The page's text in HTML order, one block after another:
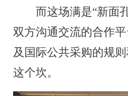
而这场满是“新面孔
双方沟通交流的合作
及国际公共采购的规
这个坎。